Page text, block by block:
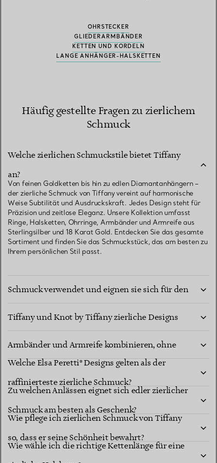
OHRSTECKER
GLIEDERARMBÄNDER
KETTEN UND KORDELN
LANGE ANHÄNGER-HALSKETTEN
Häufig gestellte Fragen zu zierlichem
Schmuck
Welche zierlichen Schmuckstile bietet Tiffany
an?
Von feinen Goldketten bis hin zu edlen Diamantanhängern –
der zierliche Schmuck von Tiffany vereint auf harmonische
Weise Subtilität und Ausdruckskraft. Jedes Design steht für
Präzision und zeitlose Eleganz. Unsere Kollektion umfasst
Ringe, Halsketten, Ohrringe, Armbänder und Armreife aus
Sterlingsilber und 18 Karat Gold. Entdecken Sie das gesamte
Sortiment und finden Sie das Schmuckstück, das am besten zu
Ihrem persönlichen Stil passt.
Schmuck verwendet und eignen sie sich für den
Wie lassen sich aus Tiffany Ikonen wie T by
Tiffany und Knot by Tiffany zierliche Designs
Wie kann ich zierliche Halsketten und
Armbänder und Armreife kombinieren, ohne
dass sie sich verheddern?
Welche Elsa Peretti® Designs gelten als der
raffinierteste zierliche Schmuck?
Zu welchen Anlässen eignet sich edler zierlicher
Schmuck am besten als Geschenk?
Wie pflege ich zierlichen Schmuck von Tiffany
so, dass er seine Schönheit bewahrt?
Wie wähle ich die richtige Kettenlänge für eine